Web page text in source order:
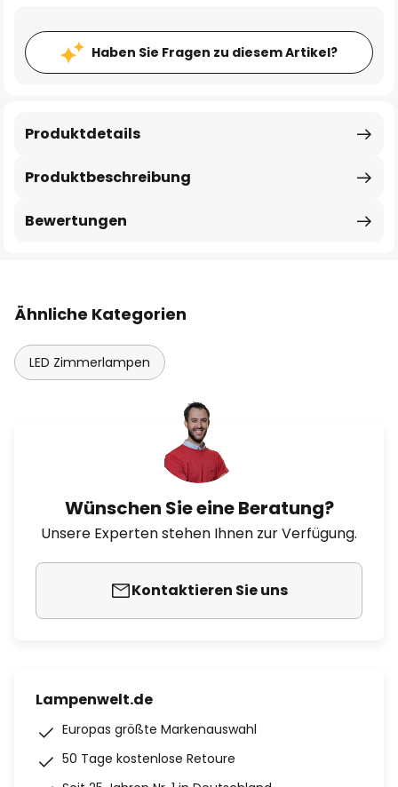
Haben Sie Fragen zu diesem Artikel?
Produktbeschreibung
Produktdetails
Bewertungen
Ähnliche Kategorien
LED Zimmerlampen
Wünschen Sie eine Beratung?
Unsere Experten stehen Ihnen zur Verfügung.
Kontaktieren Sie uns
Lampenwelt.de
Europas größte Markenauswahl
50 Tage kostenlose Retoure